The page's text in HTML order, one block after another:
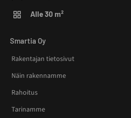
Alle 30 m²
Smartia Oy
Rakentajan tietosivut
Näin rakennamme
Rahoitus
Tarinamme